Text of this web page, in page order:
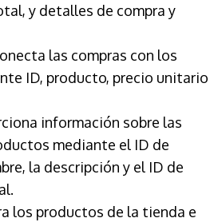
y detalles de compra y
las compras con los
ID, producto, precio unitario
información sobre las
mediante el ID de
la descripción y el ID de
los productos de la tienda e